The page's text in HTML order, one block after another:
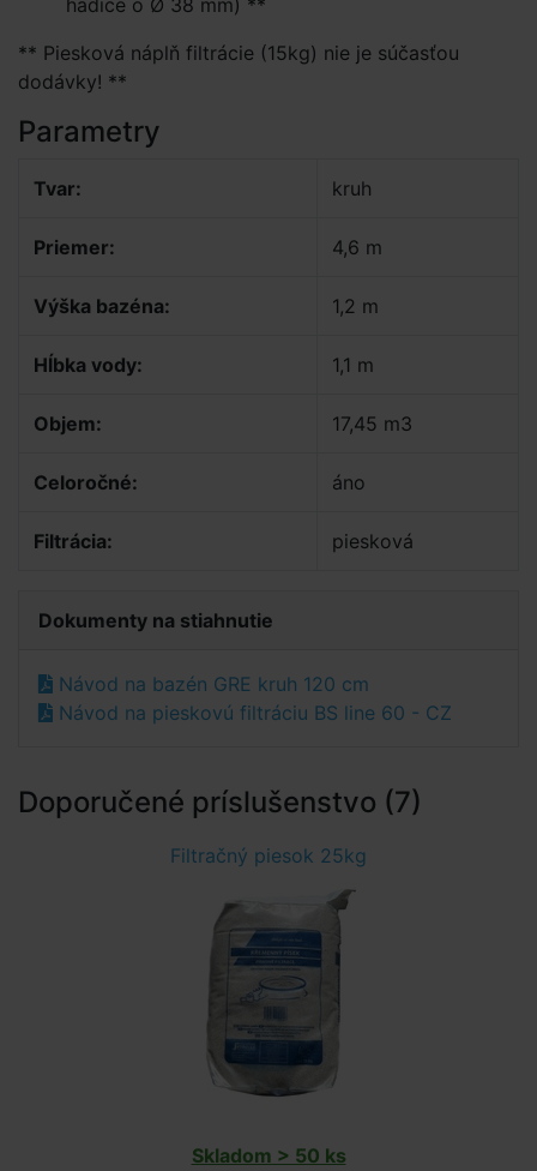
hadice o Ø 38 mm) **
** Piesková náplň filtrácie (15kg) nie je súčasťou
dodávky! **
Parametry
Tvar: kruh
Priemer: 4,6 m
Výška bazéna: 1,2 m
Hĺbka vody: 1,1 m
Objem: 17,45 m3
Celoročné: áno
Filtrácia: piesková
Dokumenty na stiahnutie
Návod na bazén GRE kruh 120 cm
Návod na pieskovú filtráciu BS line 60 - CZ
Doporučené príslušenstvo (7)
Filtračný piesok 25kg
Skladom > 50 ks